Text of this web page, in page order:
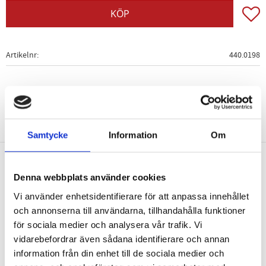
Samtycke Information Om
Denna webbplats använder cookies
Vi använder enhetsidentifierare för att anpassa innehållet
och annonserna till användarna, tillhandahålla funktioner
för sociala medier och analysera vår trafik. Vi
vidarebefordrar även sådana identifierare och annan
information från din enhet till de sociala medier och
KÖP
Artikelnr 440.0198
Nyhetsbrev
PRENUMERERA